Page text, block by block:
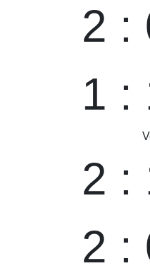
2 :
1 :
2 :
2 :